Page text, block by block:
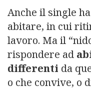
Anche il single
abitare, in cui
lavoro. Ma il
rispondere ad
differenti da
o che convive, o